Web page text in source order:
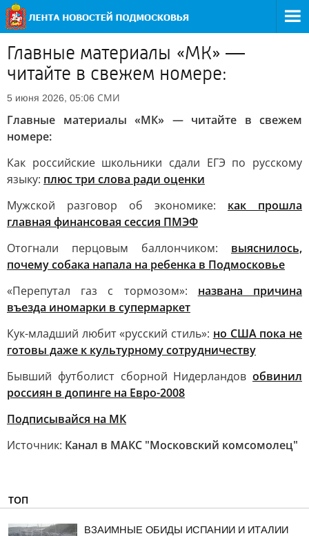
Главные материалы «МК» —
читайте в свежем номере:
5 июня 2026, 05:06 СМИ
Главные материалы «МК» — читайте в свежем
номере:
Как российские школьники сдали ЕГЭ по русскому
языку: плюс три слова ради оценки
Мужской разговор об экономике: как прошла
главная финансовая сессия ПМЭФ
Отогнали перцовым баллончиком: выяснилось,
почему собака напала на ребенка в Подмосковье
«Перепутал газ с тормозом»: названа причина
въезда иномарки в супермаркет
Кук-младший любит «русский стиль»: но США пока не
готовы даже к культурному сотрудничеству
Бывший футболист сборной Нидерландов обвинил
россиян в допинге на Евро-2008
Подписывайся на МК
Источник: Канал в МАКС "Московский комсомолец"
ТОП
ВЗАИМНЫЕ ОБИДЫ ИСПАНИИ И ИТАЛИИ